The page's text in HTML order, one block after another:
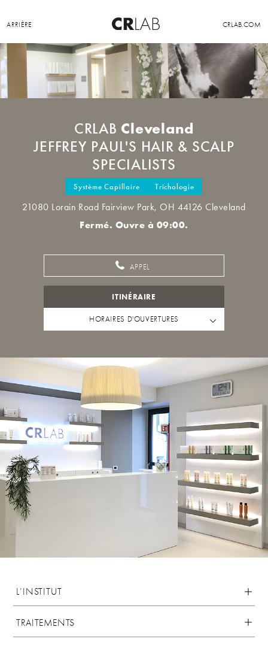
ARRIÈRE CRLAB.COM
CRLAB Cleveland
JEFFREY PAUL'S HAIR & SCALP
SPECIALISTS
Système Capillaire Trichologie
21080 Lorain Road Fairview Park, OH 44126 Cleveland
Fermé. Ouvre à 09:00.
APPEL
ITINÉRAIRE
HORAIRES D'OUVERTURES
L’INSTITUT
TRAITEMENTS